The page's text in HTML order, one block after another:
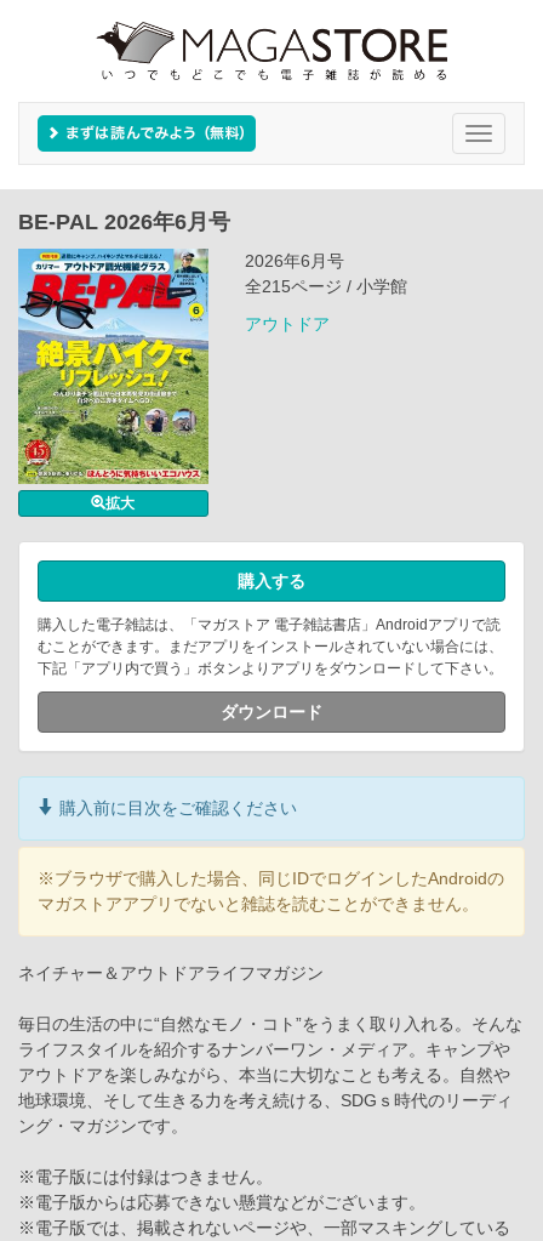
Toggle
BE-PAL 2026年6月号
拡大
2026年6月号
全215ページ / 小学館
アウトドア
購入する
購入した電子雑誌は、「マガストア 電子雑誌書店」Androidアプリで読
むことができます。まだアプリをインストールされていない場合には、
下記「アプリ内で買う」ボタンよりアプリをダウンロードして下さい。
ダウンロード
購入前に目次をご確認ください
※ブラウザで購入した場合、同じIDでログインしたAndroidの
マガストアアプリでないと雑誌を読むことができません。
ネイチャー＆アウトドアライフマガジン
毎日の生活の中に“自然なモノ・コト”をうまく取り入れる。そんな
ライフスタイルを紹介するナンバーワン・メディア。キャンプや
アウトドアを楽しみながら、本当に大切なことも考える。自然や
地球環境、そして生きる力を考え続ける、SDGｓ時代のリーディ
ング・マガジンです。
※電子版には付録はつきません。
※電子版からは応募できない懸賞などがございます。
※電子版では、掲載されないページや、一部マスキングしている